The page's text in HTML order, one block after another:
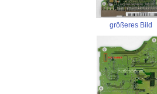
größeres Bild